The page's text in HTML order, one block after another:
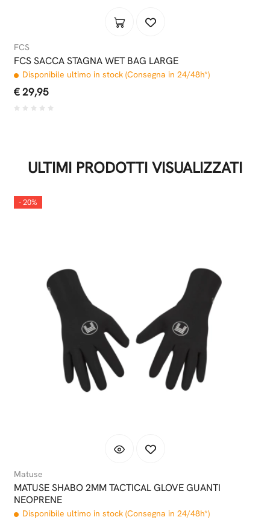
FCS
FCS SACCA STAGNA WET BAG LARGE
Disponibile ultimo in stock (Consegna in 24/48h*)
€ 29,95
ULTIMI PRODOTTI VISUALIZZATI
- 20%
Matuse
MATUSE SHABO 2MM TACTICAL GLOVE GUANTI
NEOPRENE
Disponibile ultimo in stock (Consegna in 24/48h*)